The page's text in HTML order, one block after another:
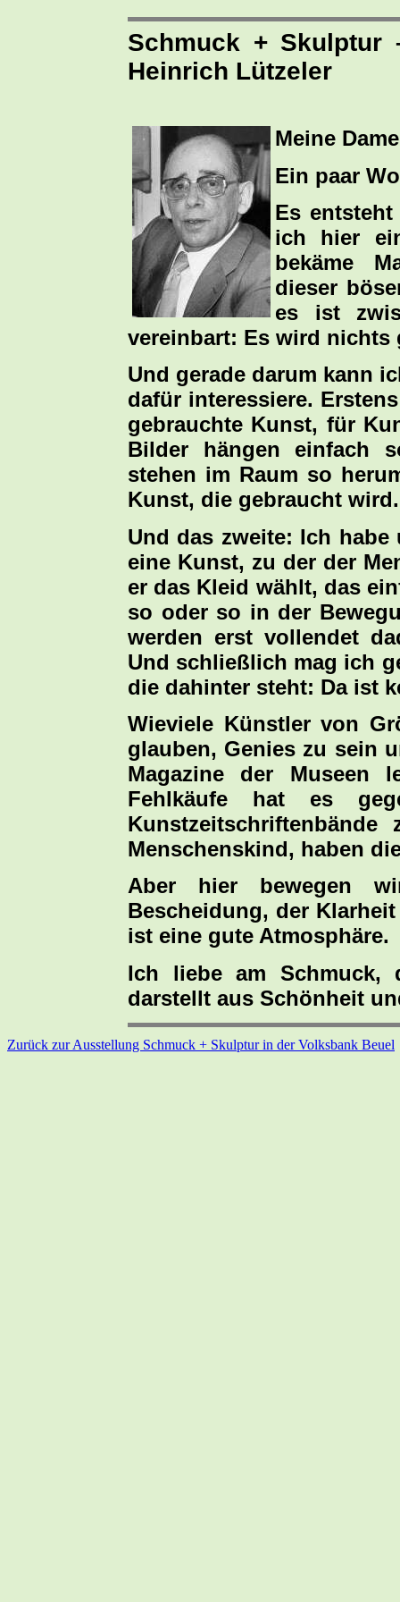
Schmuck + Skulptur
Heinrich Lützeler
Meine
Ein paar
Es
ich hier
bekäme
dieser
es ist
vereinbart: Es wird nichts
Und gerade darum kann
dafür interessiere.
gebrauchte Kunst, für
Bilder hängen einfach
stehen im Raum so
Kunst, die gebraucht wird.
Und das zweite: Ich
eine Kunst, zu der der
er das Kleid wählt, das
so oder so in der
werden erst vollendet
Und schließlich mag ich
die dahinter steht: Da ist
Wieviele Künstler von
glauben, Genies zu sein
Magazine der Museen
Fehlkäufe hat es
Menschenskind, haben
Aber hier bewegen
Bescheidung, der
ist eine gute Atmosphäre.
Ich liebe am Schmuck,
darstellt aus Schönheit
Zurück zur Ausstellung Schmuck + Skulptur in der Volksbank Beuel